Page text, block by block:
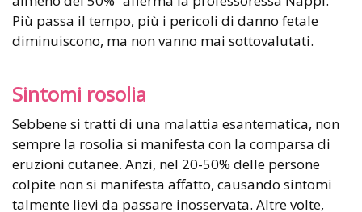
Più passa il tempo, più i pericoli di danno fetale
diminuiscono, ma non vanno mai sottovalutati.
Sintomi rosolia
Sebbene si tratti di una malattia esantematica, non
sempre la rosolia si manifesta con la comparsa di
eruzioni cutanee. Anzi, nel 20-50% delle persone
colpite non si manifesta affatto, causando sintomi
talmente lievi da passare inosservata. Altre volte,